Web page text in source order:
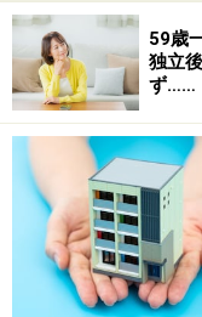
59歳
独立
ず……